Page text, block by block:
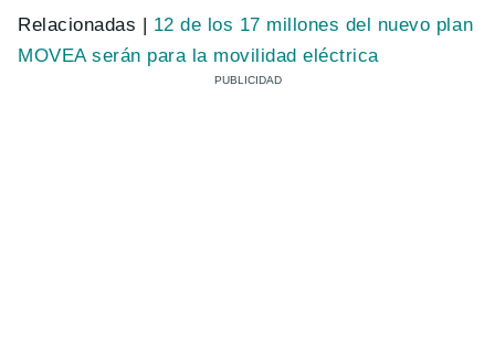
Relacionadas | 12 de los 17 millones del nuevo plan
MOVEA serán para la movilidad eléctrica